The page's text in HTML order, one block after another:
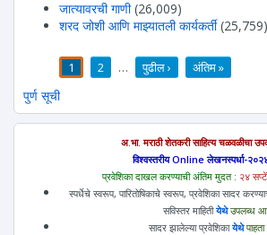
जात्यावरची गाणी (26,009)
शरद जोशी आणि माझ्यातली कार्यकर्ती (25,759)
1 2 … पुढील › अंतिम »
पुर्ण सूची
अ.भा. मराठी शेतकरी साहित्य चळवळीचा
विश्वस्तरीय Online लेखनस्पर्धा-
प्रवेशिका दाखल करण्याची अंतिम मुदत : २४
स्पर्धेचे स्वरूप, पारितोषिकाचे स्वरूप, प्रवेशिका सादर
सविस्तर माहितीयेथेउपलब्ध
सादर झालेल्या प्रवेशिकायेथे